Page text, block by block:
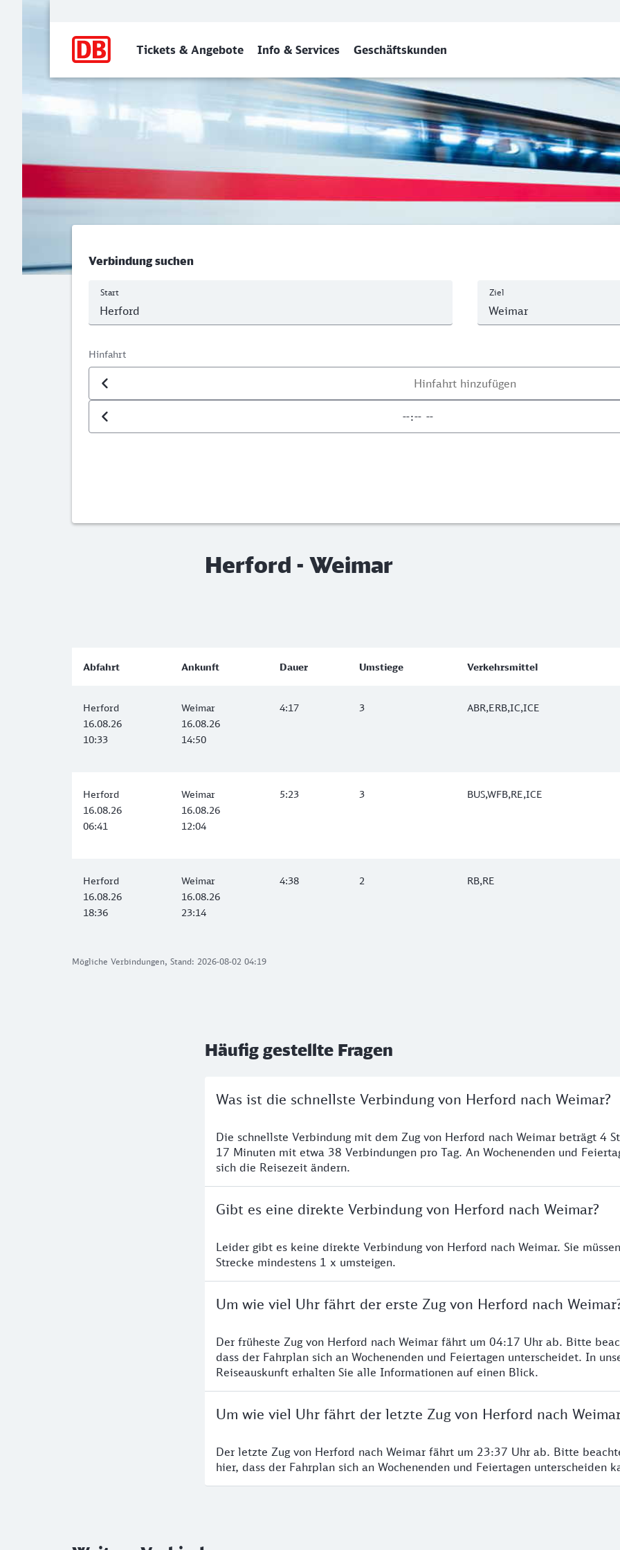
Tickets & Angebote Info & Services Geschäftskunden
Herford - Weimar
Verbindung suchen
Start Ziel
Hinfahrt
Datum der Hinfahrt
Uhrzeit der Hinfahrt
Herford - Weimar
Mögliche Verbindungen, Stand: 2026-08-02 04:19
Abfahrt Ankunft Dauer Umstiege Verkehrsmittel
Herford
16.08.26
10:33
Weimar
16.08.26
14:50
4:17 3 ABR,ERB,IC,ICE
Herford
16.08.26
06:41
Weimar
16.08.26
12:04
5:23 3 BUS,WFB,RE,ICE
Herford
16.08.26
18:36
Weimar
16.08.26
23:14
4:38 2 RB,RE
Häufig gestellte Fragen
Was ist die schnellste Verbindung von Herford nach Weimar?
Die schnellste Verbindung mit dem Zug von Herford nach Weimar beträgt 4
17 Minuten mit etwa 38 Verbindungen pro Tag. An Wochenenden und
sich die Reisezeit ändern.
Gibt es eine direkte Verbindung von Herford nach Weimar?
Leider gibt es keine direkte Verbindung von Herford nach Weimar. Sie
Strecke mindestens 1 x umsteigen.
Um wie viel Uhr fährt der erste Zug von Herford nach
Der früheste Zug von Herford nach Weimar fährt um 04:17 Uhr ab. Bitte
dass der Fahrplan sich an Wochenenden und Feiertagen unterscheidet. In
Reiseauskunft erhalten Sie alle Informationen auf einen Blick.
Um wie viel Uhr fährt der letzte Zug von Herford nach
Der letzte Zug von Herford nach Weimar fährt um 23:37 Uhr ab. Bitte
hier, dass der Fahrplan sich an Wochenenden und Feiertagen unterscheiden